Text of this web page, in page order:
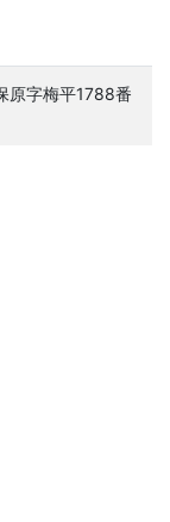
原字梅平1788番